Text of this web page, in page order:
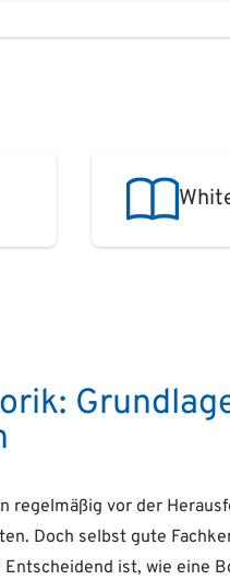
regelmäßig vor der
Doch selbst gute
ist, wie eine